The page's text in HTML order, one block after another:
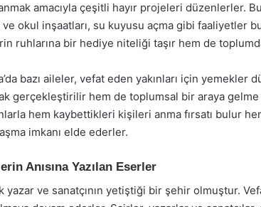
amacıyla çeşitli hayır projeleri düzenlerler.
ve okul inşaatları, su kuyusu açma gibi faaliyetler
ruhlarına bir hediye niteliği taşır hem de
bazı aileler, vefat eden yakınları için
gerçekleştirilir hem de toplumsal bir araya gelme
hem kaybettikleri kişileri anma fırsatı bulur
imkanı elde ederler.
Anısına Yazılan Eserler
yazar ve sanatçının yetiştiği bir şehir olmuştur.